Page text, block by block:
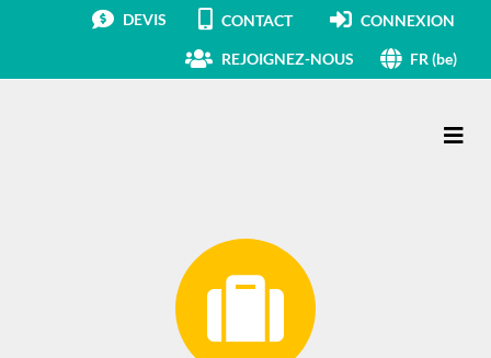
DEVIS CONTACT CONNEXION
REJOIGNEZ-NOUS FR (be)